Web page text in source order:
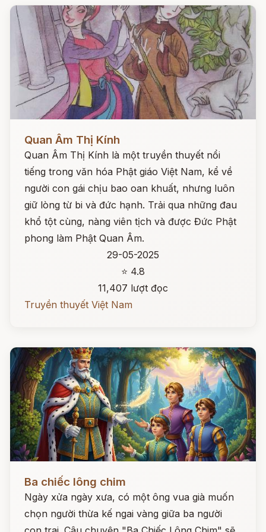
Quan Âm Thị Kính
Quan Âm Thị Kính là một truyền thuyết nổi
tiếng trong văn hóa Phật giáo Việt Nam, kể về
người con gái chịu bao oan khuất, nhưng luôn
giữ lòng từ bi và đức hạnh. Trải qua những đau
khổ tột cùng, nàng viên tịch và được Đức Phật
phong làm Phật Quan Âm.
29-05-2025
⭐ 4.8
11,407 lượt đọc
Truyền thuyết Việt Nam
Ba chiếc lông chim
Ngày xửa ngày xưa, có một ông vua già muốn
chọn người thừa kế ngai vàng giữa ba người